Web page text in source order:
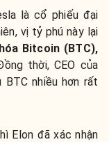
là cổ phiếu đại
vị tỷ phú này lại
Bitcoin (BTC),
thời, CEO của
BTC nhiều hơn rất
Elon đã xác nhận